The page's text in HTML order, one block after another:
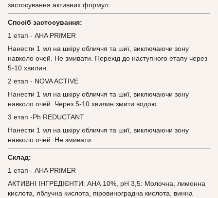
застосування активних формул.
Спосіб застосування:
1 етап - AHA PRIMER
Нанести 1 мл на шкіру обличчя та шиї, виключаючи зону
навколо очей. Не змивати. Перехід до наступного етапу через
5-10 хвилин.
2 етап - NOVA ACTIVE
Нанести 1 мл на шкіру обличчя та шиї, виключаючи зону
навколо очей. Через 5-10 хвилин змити водою.
3 етап -Ph REDUCTANT
Нанести 1 мл на шкіру обличчя та шиї, виключаючи зону
навколо очей. Не змивати.
Склад:
1 етап - AHA PRIMER
АКТИВНІ ІНГРЕДІЄНТИ: АНА 10%, рН 3,5: Молочна, лимонна
кислота, яблучна кислота, піровиноградна кислота, винна